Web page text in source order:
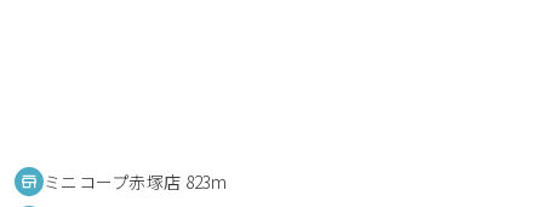
ミニコープ赤塚店 823m